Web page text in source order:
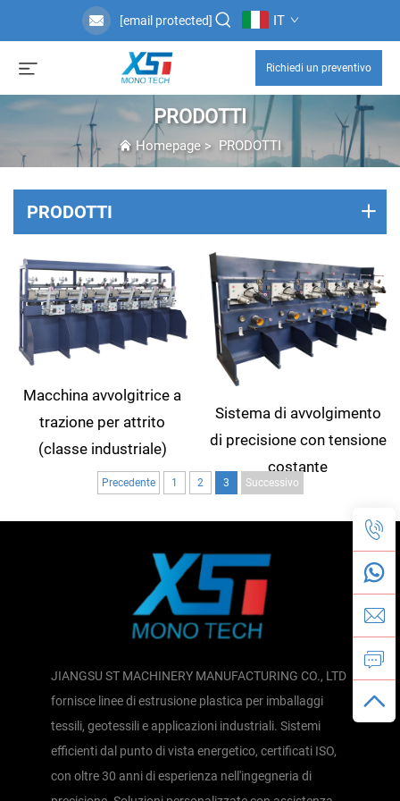
[email protected] IT
Richiedi un preventivo
PRODOTTI
Homepage > PRODOTTI
PRODOTTI
Macchina avvolgitrice a
trazione per attrito
(classe industriale)
Sistema di avvolgimento
di precisione con tensione
costante
Precedente 1 2 3 Successivo
JIANGSU ST MACHINERY MANUFACTURING CO., LTD
fornisce linee di estrusione plastica per imballaggi
tessili, geotessili e applicazioni industriali. Sistemi
efficienti dal punto di vista energetico, certificati ISO,
con oltre 30 anni di esperienza nell'ingegneria di